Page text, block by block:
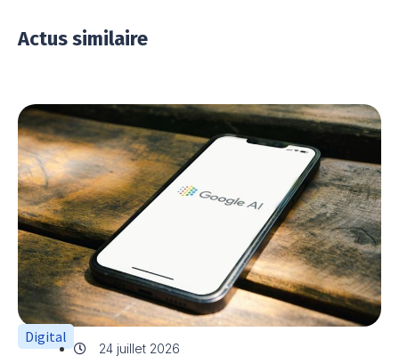
Actus similaire
Digital
24 juillet 2026